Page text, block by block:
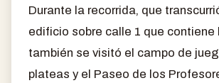
Durante la recorrida, que
edificio sobre calle 1 que contiene
también se visitó el campo de
plateas y el Paseo de los